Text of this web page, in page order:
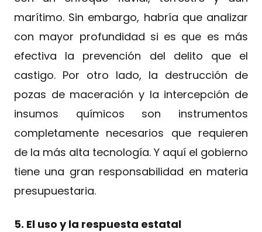
marítimo. Sin embargo, habría que analizar
con mayor profundidad si es que es más
efectiva la prevención del delito que el
castigo. Por otro lado, la destrucción de
pozas de maceración y la intercepción de
insumos químicos son instrumentos
completamente necesarios que requieren
de la más alta tecnología. Y aquí el gobierno
tiene una gran responsabilidad en materia
presupuestaria.
5. El uso y la respuesta estatal